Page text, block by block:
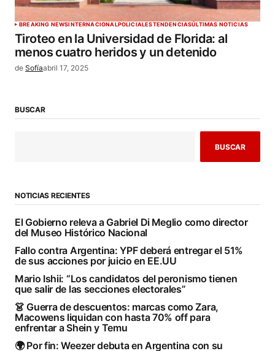
BREAKING NEWSINTERNACIONALPOLICIALESTENDENCIASÚLTIMAS NOTICIAS
Tiroteo en la Universidad de Florida: al
menos cuatro heridos y un detenido
de Sofíaabril 17, 2025
BUSCAR
BUSCAR
NOTICIAS RECIENTES
El Gobierno releva a Gabriel Di Meglio como director
del Museo Histórico Nacional
Fallo contra Argentina: YPF deberá entregar el 51%
de sus acciones por juicio en EE.UU
Mario Ishii: “Los candidatos del peronismo tienen
que salir de las secciones electorales”
👗 Guerra de descuentos: marcas como Zara,
Macowens liquidan con hasta 70% off para
enfrentar a Shein y Temu
🌍 Por fin: Weezer debuta en Argentina con su